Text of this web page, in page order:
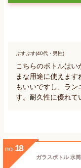
ぷすぷす(40代・男性)
こちらのボトルは
まな用途に使えま
もいいですし、ラ
す。耐久性に優れて
no. 18